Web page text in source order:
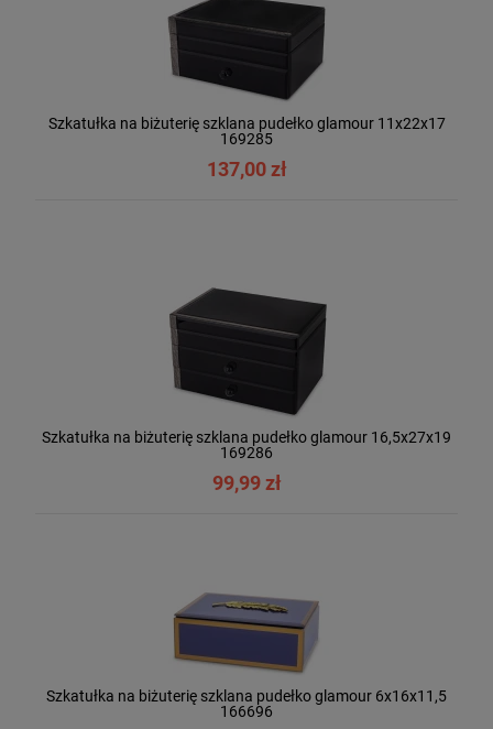
Szkatułka na biżuterię szklana pudełko glamour 11x22x17
169285
137,00 zł
Szkatułka na biżuterię szklana pudełko glamour 16,5x27x19
169286
99,99 zł
Szkatułka na biżuterię szklana pudełko glamour 6x16x11,5
166696